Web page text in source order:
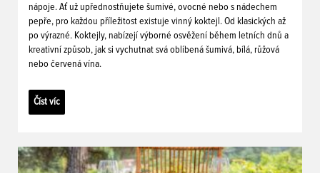
nápoje. Ať už upřednostňujete šumivé, ovocné nebo s nádechem
pepře, pro každou příležitost existuje vinný koktejl. Od klasických až
po výrazné. Koktejly, nabízejí výborné osvěžení během letních dnů a
kreativní způsob, jak si vychutnat svá oblíbená šumivá, bílá, růžová
nebo červená vína.
Číst víc